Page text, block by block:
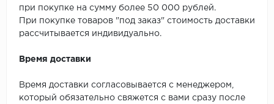
Tarkett
Vinil click
при покупке на сумму более 50 000 рублей.
При покупке товаров "под заказ" стоимость доставки
рассчитывается индивидуально.
Время доставки
Время доставки согласовывается с менеджером,
который обязательно свяжется с вами сразу после